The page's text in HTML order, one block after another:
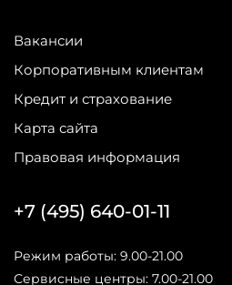
Вакансии
Корпоративным клиентам
Кредит и страхование
Карта сайта
Правовая информация
+7 (495) 640-01-11
Режим работы: 9.00-21.00
Сервисные центры: 7.00-21.00